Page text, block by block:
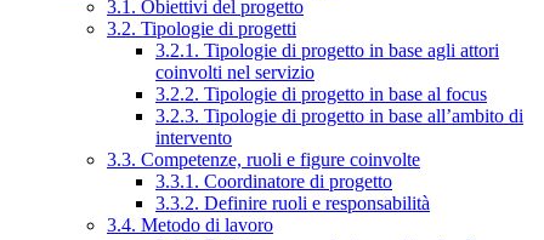
3.1. Obiettivi del progetto
3.2. Tipologie di progetti
3.2.1. Tipologie di progetto in base agli attori
coinvolti nel servizio
3.2.2. Tipologie di progetto in base al focus
3.2.3. Tipologie di progetto in base all’ambito di
intervento
3.3. Competenze, ruoli e figure coinvolte
3.3.1. Coordinatore di progetto
3.3.2. Definire ruoli e responsabilità
3.4. Metodo di lavoro